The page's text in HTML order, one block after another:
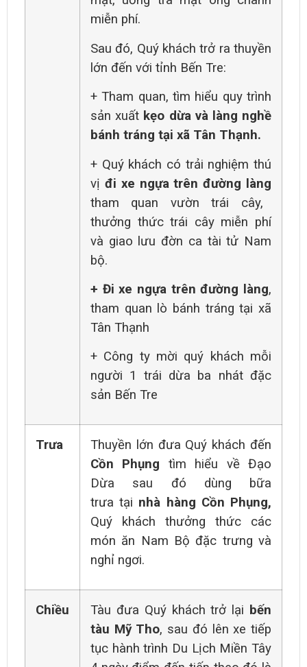
miễn phí.
Sau đó, Quý khách trở ra thuyền
lớn đến với tỉnh Bến Tre:
+ Tham quan, tìm hiểu quy trình
sản xuất kẹo dừa và làng nghề
bánh tráng tại xã Tân Thạnh.
+ Quý khách có trải nghiệm thú
vị đi xe ngựa trên đường làng
tham quan vườn trái cây,
thưởng thức trái cây miễn phí
và giao lưu đờn ca tài tử Nam
bộ.
+ Đi xe ngựa trên đường làng,
tham quan lò bánh tráng tại xã
Tân Thạnh
+ Công ty mời quý khách mỗi
người 1 trái dừa ba nhát đặc
sản Bến Tre
Trưa
Thuyền lớn đưa Quý khách đến
Cồn Phụng
tìm hiểu về Đạo
Dừa sau đó dùng bữa
trưa tại nhà hàng Cồn Phụng,
Quý khách thưởng thức các
món ăn Nam Bộ đặc trưng và
nghỉ ngơi.
Chiều Tàu đưa Quý khách trở lại bến
tàu Mỹ Tho, sau đó lên xe tiếp
tục hành trình Du Lịch Miền Tây